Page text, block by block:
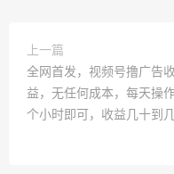
上一篇
全网首发，视频号撸广告
益，无任何成本，每天操
个小时即可，收益几十到